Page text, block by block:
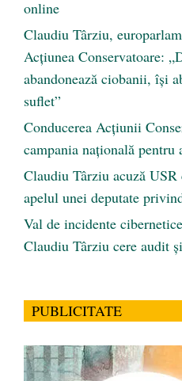
online
Claudiu Târziu,
Acțiunea Conservatoare:
abandonează ciobanii, își
suflet”
Conducerea Acțiunii
campania națională
Claudiu Târziu acuză USR
apelul unei deputate
Val de incidente
Claudiu Târziu cere audit
PUBLICITATE